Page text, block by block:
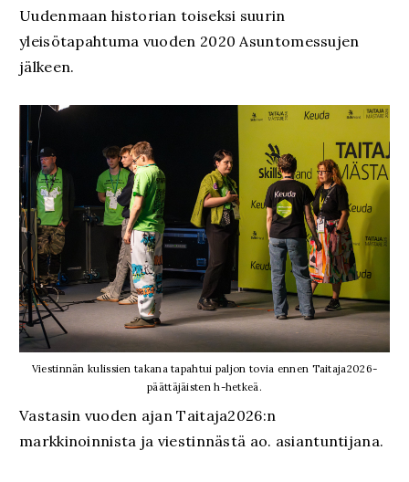
Uudenmaan historian toiseksi suurin
yleisötapahtuma vuoden 2020 Asuntomessujen
jälkeen.
Viestinnän kulissien takana tapahtui paljon tovia ennen Taitaja2026-
päättäjäisten h-hetkeä.
Vastasin vuoden ajan Taitaja2026:n
markkinoinnista ja viestinnästä ao. asiantuntijana.